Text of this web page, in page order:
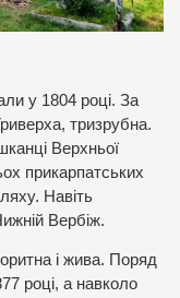
у 1804 році. За
тризрубна.
Верхньої
прикарпатських
Навіть
Вербіж.
і жива. Поряд
році, а навколо